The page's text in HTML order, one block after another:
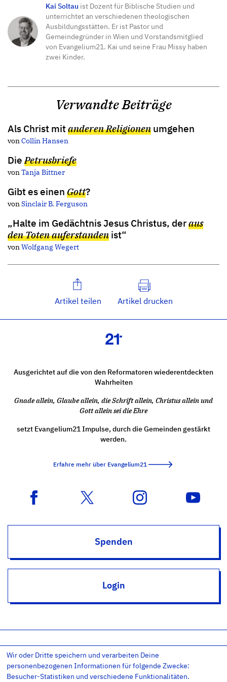
Kai Soltau ist Dozent für Biblische Studien und
unterrichtet an verschiedenen theologischen
Ausbildungsstätten. Er ist Pastor und
Gemeindegründer in Wien und Vorstandsmitglied
von Evangelium21. Kai und seine Frau Missy haben
zwei Kinder.
Verwandte Beiträge
Als Christ mitanderen Religionen umgehen
vonCollin Hansen
Die Petrusbriefe
vonTanja Bittner
Gibt es einen Gott?
vonSinclair B. Ferguson
„Halte im Gedächtnis Jesus Christus, deraus
den Toten auferstanden ist“
vonWolfgang Wegert
Artikel teilen Artikel drucken
Ausgerichtet auf die von den Reformatoren wiederentdeckten
Wahrheiten
Gnade allein, Glaube allein, die Schrift allein, Christus allein und
Gott allein sei die Ehre
setzt Evangelium21 Impulse, durch die Gemeinden gestärkt
werden.
Erfahre mehr über Evangelium21
Spenden
Login
Impressum Datenschutz
Datenschutz-Einstellungen
AGB
Kontakt RSS Newsletter
Wir oder Dritte speichern und verarbeiten Deine
personenbezogenen Informationen für folgende Zwecke:
Besucher-Statistiken und verschiedene Funktionalitäten.